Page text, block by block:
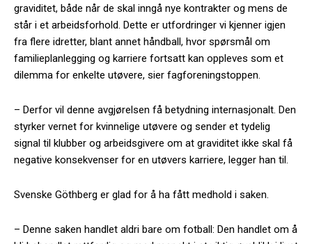
graviditet, både når de skal inngå nye kontrakter og mens de
står i et arbeidsforhold. Dette er utfordringer vi kjenner igjen
fra flere idretter, blant annet håndball, hvor spørsmål om
familieplanlegging og karriere fortsatt kan oppleves som et
dilemma for enkelte utøvere, sier fagforeningstoppen.
– Derfor vil denne avgjørelsen få betydning internasjonalt. Den
styrker vernet for kvinnelige utøvere og sender et tydelig
signal til klubber og arbeidsgivere om at graviditet ikke skal få
negative konsekvenser for en utøvers karriere, legger han til.
Svenske Göthberg er glad for å ha fått medhold i saken.
– Denne saken handlet aldri bare om fotball: Den handlet om å